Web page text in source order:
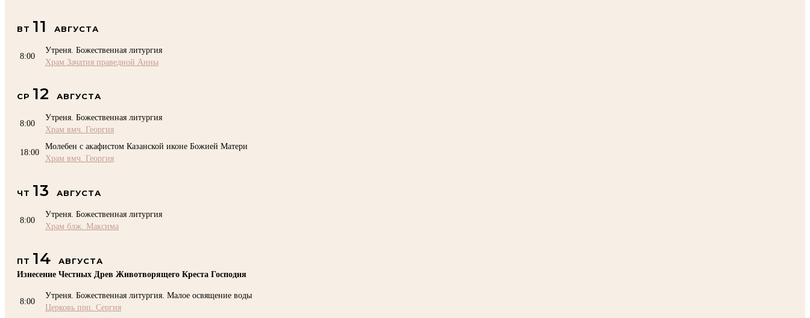
ВТ 11 АВГУСТА
8:00
Утреня. Божественная литургия
Храм Зачатия праведной Анны
СР 12 АВГУСТА
8:00
Утреня. Божественная литургия
Храм вмч. Георгия
18:00
Молебен с акафистом Казанской иконе Божией Матери
Храм вмч. Георгия
ЧТ 13 АВГУСТА
8:00
Утреня. Божественная литургия
Храм блж. Максима
ПТ 14
АВГУСТА
Изнесение Честных Древ Животворящего Креста Господня
8:00
Утреня. Божественная литургия. Малое освящение воды
Церковь прп. Сергия